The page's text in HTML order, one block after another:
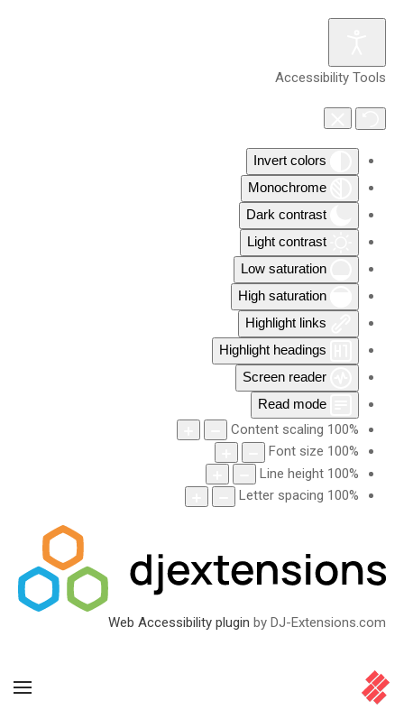
Accessibility Tools
Invert colors
Monochrome
Dark contrast
Light contrast
Low saturation
High saturation
Highlight links
Highlight headings
Screen reader
Read mode
Content scaling 100%
Font size 100%
Line height 100%
Letter spacing 100%
Web Accessibility plugin by DJ-Extensions.com